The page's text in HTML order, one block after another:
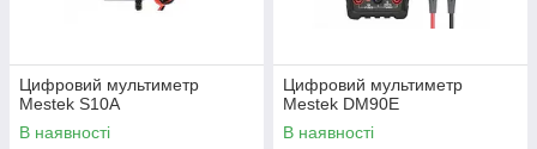
Цифровий мультиметр
Mestek S10A
В наявності
Цифровий мультиметр
Mestek DM90E
В наявності